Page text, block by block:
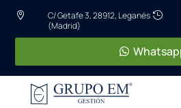

C/ Getafe 3, 28912, Leganés
(Madrid)
